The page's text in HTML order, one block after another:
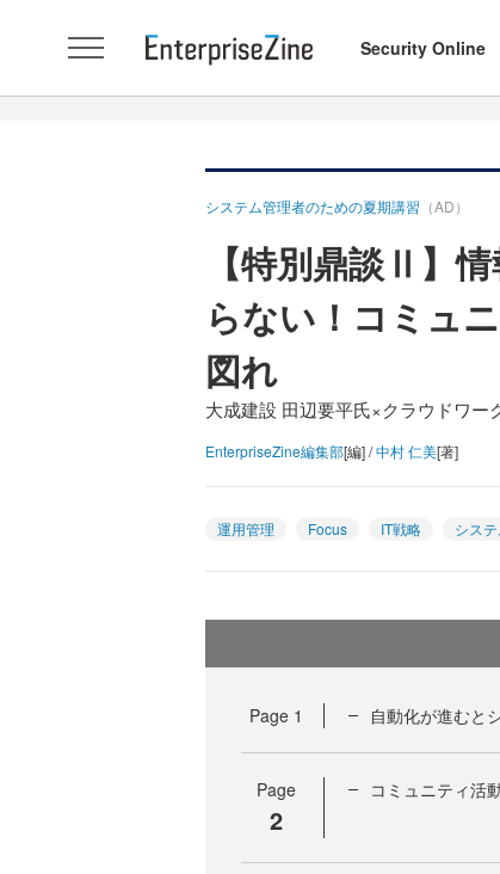
Security Online
システム管理者のための夏期講習 （AD）
【特別鼎談Ⅱ】
らない！コミュ
図れ
大成建設 田辺要平氏×クラウドワー
EnterpriseZine編集部[編] /中村 仁美[著]
運用管理 Focus IT戦略 シス
Page 1 自動化が進むと
Page
2
コミュニティ活